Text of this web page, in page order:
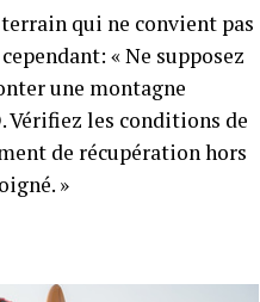
qui ne convient pas
« Ne supposez
une montagne
Vérifiez les conditions de
de récupération hors
»